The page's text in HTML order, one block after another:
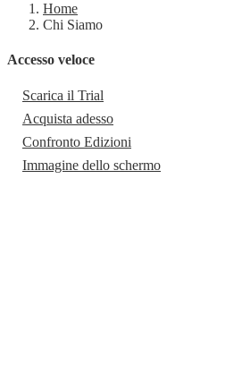
Home
Chi Siamo
Accesso veloce
Scarica il Trial
Acquista adesso
Confronto Edizioni
Immagine dello schermo